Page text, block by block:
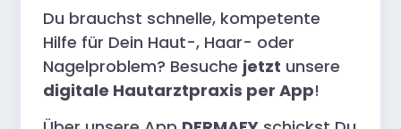
Du brauchst schnelle, kompetente
Hilfe für Dein Haut-, Haar- oder
Nagelproblem? Besuche jetzt unsere
digitale Hautarztpraxis per App!